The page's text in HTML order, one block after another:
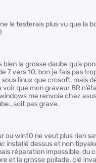
le testerais plus vu que la
bien la grosse daube qu’a
7 vers 10, bon je fais pas
sous linux que crosoft, mais
voir que mon graveur BR
me renvoie chez
pas grave.
ou win10 ne veut plus rien
installé dessus et non
réparation impossible, du
et la grosse poilade, clé